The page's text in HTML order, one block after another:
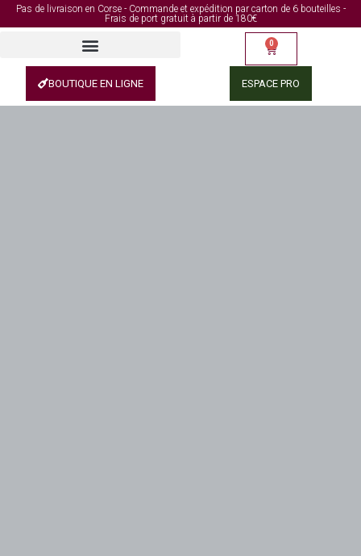
Pas de livraison en Corse - Commande et expédition par carton de 6 bouteilles -
Frais de port gratuit à partir de 180€
0
BOUTIQUE EN LIGNE ESPACE PRO